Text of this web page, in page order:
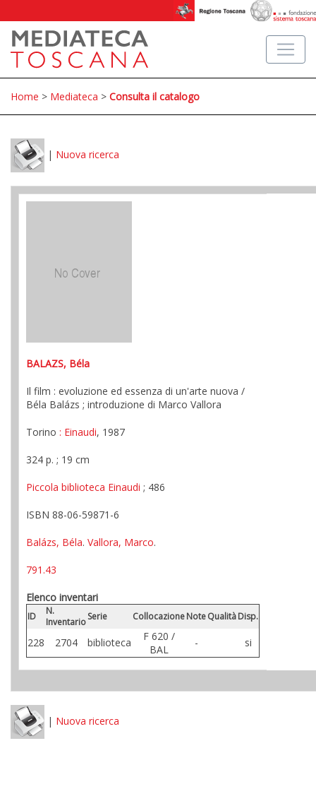
Home > Mediateca > Consulta il catalogo
| Nuova ricerca
BALAZS, Béla
Il film : evoluzione ed essenza di un'arte nuova /
Béla Balázs ; introduzione di Marco Vallora
Torino : Einaudi, 1987
324 p. ; 19 cm
Piccola biblioteca Einaudi ; 486
ISBN 88-06-59871-6
Balázs, Béla. Vallora, Marco.
791.43
Elenco inventari
ID
N.
InventarioSerie CollocazioneNoteQualitàDisp.
228 2704 biblioteca
F 620 /
BAL
- si
| Nuova ricerca